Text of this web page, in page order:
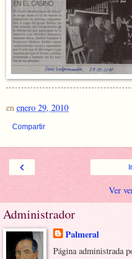
en enero 29, 2010
Compartir
‹
Ver
Administrador
Palmeral
Página administrada